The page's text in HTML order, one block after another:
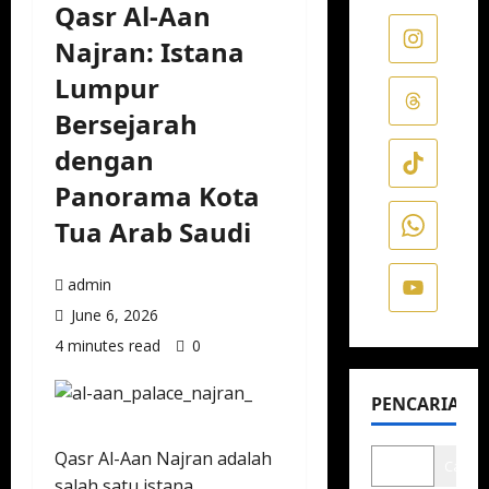
Qasr Al-Aan
Najran: Istana
Lumpur
Bersejarah
dengan
Panorama Kota
Tua Arab Saudi
admin
June 6, 2026
4 minutes read
0
Qasr Al-Aan Najran adalah
PENCARIAN